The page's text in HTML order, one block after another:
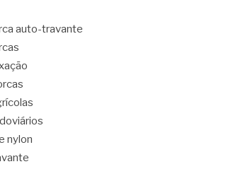
auto-travante
nylon